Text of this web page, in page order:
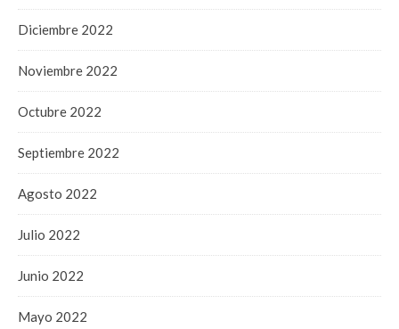
Diciembre 2022
Noviembre 2022
Octubre 2022
Septiembre 2022
Agosto 2022
Julio 2022
Junio 2022
Mayo 2022